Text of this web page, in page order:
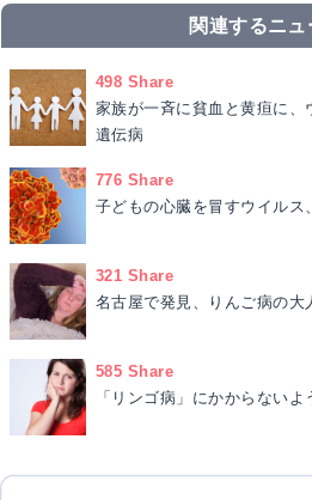
関連するニュ
498 Share
家族が一斉に貧血と黄疸に、
遺伝病
776 Share
子どもの心臓を冒すウイルス
321 Share
名古屋で発見、りんご病の大
585 Share
「リンゴ病」にかからないよ